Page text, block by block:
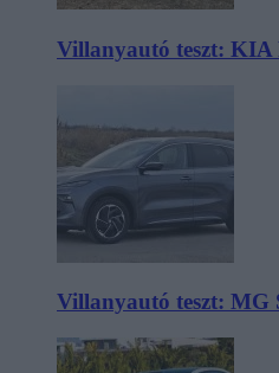
Villanyautó teszt: KIA
Villanyautó teszt: MG